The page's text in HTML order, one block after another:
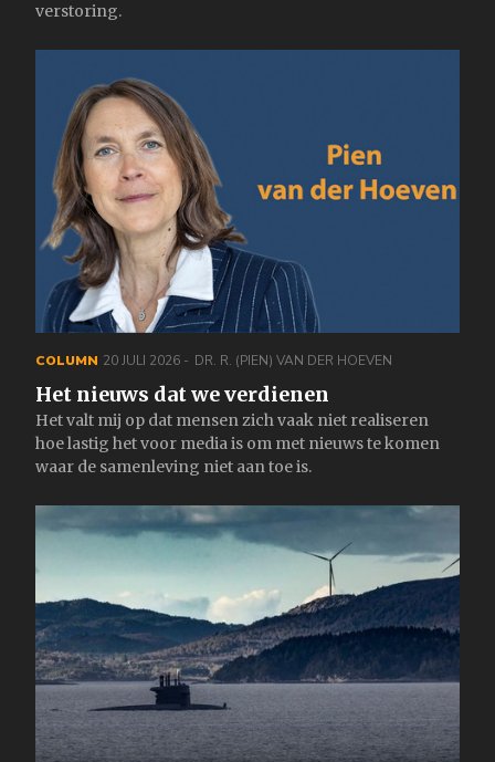
verstoring.
COLUMN 20 JULI 2026 DR. R. (PIEN) VAN DER HOEVEN
Het nieuws dat we verdienen
Het valt mij op dat mensen zich vaak niet realiseren
hoe lastig het voor media is om met nieuws te komen
waar de samenleving niet aan toe is.